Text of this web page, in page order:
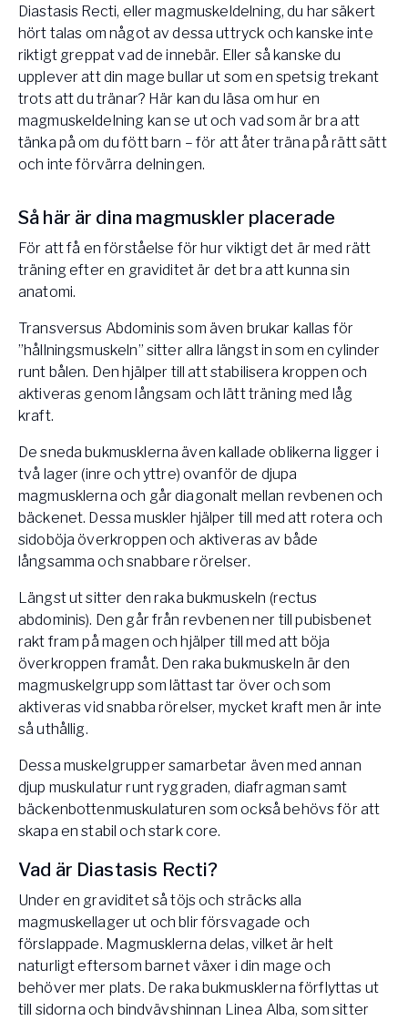
Vården – Yogobe Health & Care
Så stöttar Yogobe patienter, förskrivare och sjukvården
FaR
Fysisk aktivitet på recept
Företag
Stöd till arbetsgivare, försäkringsbolag & organisationer
Arbetsgivare
Yogobe för yogalärare
Hotell & Konferens
Diastasis Recti, eller magmuskeldelning, du har säkert
hört talas om något av dessa uttryck och kanske inte
riktigt greppat vad de innebär. Eller så kanske du
upplever att din mage bullar ut som en spetsig trekant
trots att du tränar? Här kan du läsa om hur en
magmuskeldelning kan se ut och vad som är bra att
tänka på om du fött barn – för att åter träna på rätt sätt
och inte förvärra delningen.
Så här är dina magmuskler placerade
För att få en förståelse för hur viktigt det är med rätt
träning efter en graviditet är det bra att kunna sin
anatomi.
Transversus Abdominis som även brukar kallas för
”hållningsmuskeln” sitter allra längst in som en cylinder
runt bålen. Den hjälper till att stabilisera kroppen och
aktiveras genom långsam och lätt träning med låg
kraft.
De sneda bukmusklerna även kallade oblikerna ligger i
två lager (inre och yttre) ovanför de djupa
magmusklerna och går diagonalt mellan revbenen och
bäckenet. Dessa muskler hjälper till med att rotera och
sidoböja överkroppen och aktiveras av både
långsamma och snabbare rörelser.
Längst ut sitter den raka bukmuskeln (rectus
abdominis). Den går från revbenen ner till pubisbenet
rakt fram på magen och hjälper till med att böja
överkroppen framåt. Den raka bukmuskeln är den
magmuskelgrupp som lättast tar över och som
aktiveras vid snabba rörelser, mycket kraft men är inte
så uthållig.
Dessa muskelgrupper samarbetar även med annan
djup muskulatur runt ryggraden, diafragman samt
bäckenbottenmuskulaturen som också behövs för att
skapa en stabil och stark core.
Vad är Diastasis Recti?
Under en graviditet så töjs och sträcks alla
magmuskellager ut och blir försvagade och
förslappade. Magmusklerna delas, vilket är helt
naturligt eftersom barnet växer i din mage och
behöver mer plats. De raka bukmusklerna förflyttas ut
till sidorna och bindvävshinnan Linea Alba, som sitter